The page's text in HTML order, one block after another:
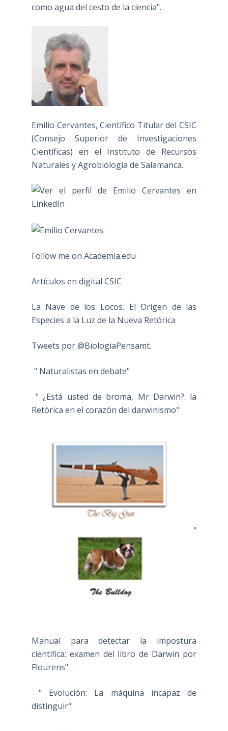
como agua del cesto de la ciencia".
Emilio Cervantes, Científico Titular del CSIC
(Consejo Superior de Investigaciones
Científicas) en el Instituto de Recursos
Naturales y Agrobiología de Salamanca.
Follow me on Academia.edu
Artículos en digital CSIC
La Nave de los Locos. El Origen de las
Especies a la Luz de la Nueva Retórica
Tweets por @BiologiaPensamt.
" Naturalistas en debate"
" ¿Está usted de broma, Mr Darwin?: la
Retórica en el corazón del darwinismo"
"
Manual para detectar la impostura
científica: examen del libro de Darwin por
Flourens"
" Evolución: La máquina incapaz de
distinguir"